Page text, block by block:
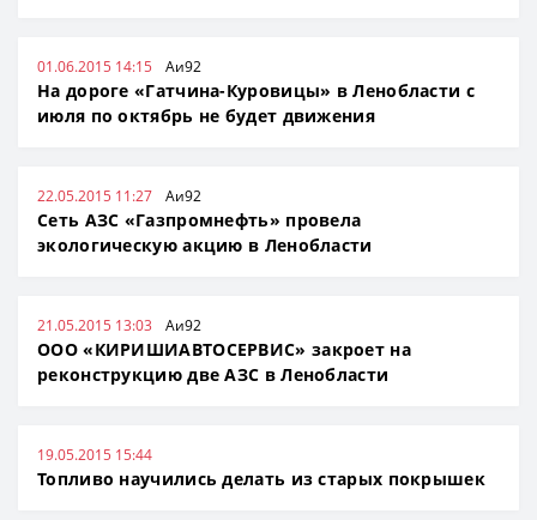
01.06.2015 14:15 Аи92
На дороге «Гатчина-Куровицы» в Ленобласти с
июля по октябрь не будет движения
22.05.2015 11:27 Аи92
Cеть АЗС «Газпромнефть» провела
экологическую акцию в Ленобласти
21.05.2015 13:03 Аи92
ООО «КИРИШИАВТОСЕРВИС» закроет на
реконструкцию две АЗС в Ленобласти
19.05.2015 15:44
Топливо научились делать из старых покрышек